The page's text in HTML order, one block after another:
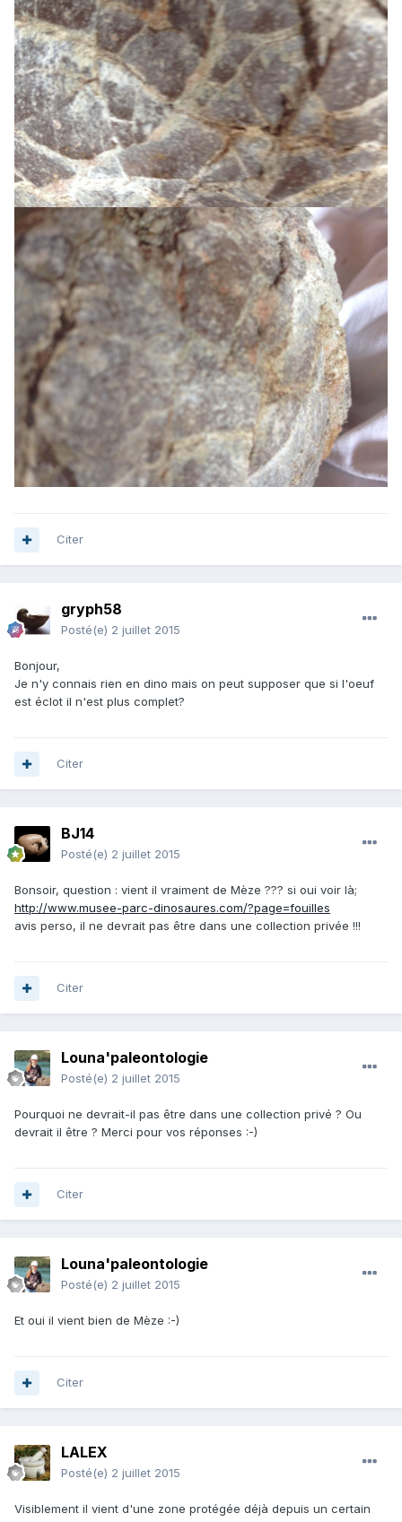
Citer
gryph58
Posté(e) 2 juillet 2015
Bonjour,
Je n'y connais rien en dino mais on peut supposer que si l'oeuf
est éclot il n'est plus complet?
Citer
BJ14
Posté(e) 2 juillet 2015
Bonsoir, question : vient il vraiment de Mèze ??? si oui voir là;
http://www.musee-parc-dinosaures.com/?page=fouilles
avis perso, il ne devrait pas être dans une collection privée !!!
Citer
Louna'paleontologie
Posté(e) 2 juillet 2015
Pourquoi ne devrait-il pas être dans une collection privé ? Ou
devrait il être ? Merci pour vos réponses :-)
Citer
Louna'paleontologie
Posté(e) 2 juillet 2015
Et oui il vient bien de Mèze :-)
Citer
LALEX
Posté(e) 2 juillet 2015
Visiblement il vient d'une zone protégée déjà depuis un certain